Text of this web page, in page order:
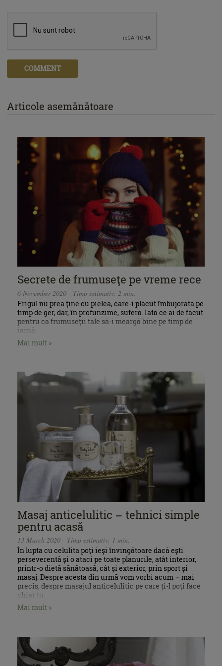
COMMENT
Articole asemănătoare
Secrete de frumuseţe pe vreme rece
6 November 2020 - Timp estimativ: 2 min.
Frigul nu prea ține cu pielea, care-i plăcut îmbujorată pe
timp de ger, dar, în profunzime, suferă. Iată ce ai de făcut
pentru ca frumuseţii tale să-i meargă bine pe timp de
iarnă.
Mai mult »
Masaj anticelulitic – tehnici simple
pentru acasă
13 March 2020 - Timp estimativ: 1 min.
În lupta cu celulita poți ieși învingătoare dacă ești
perseverentă și o ataci pe toate planurile, atât interior,
printr-o dietă sănătoasă, cât și exterior, prin sport și
masaj. Despre acesta din urmă vom vorbi acum – mai
precis, despre masajul anticelulitic pe care ți-l poți face
chiar tu.
Mai mult »